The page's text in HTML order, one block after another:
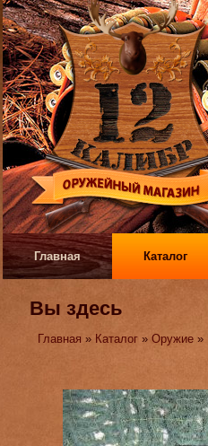
Главная Каталог
Вы здесь
Главная » Каталог »Оружие »